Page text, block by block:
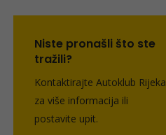
Niste pronašli što ste
tražili?
Kontaktirajte Autoklub Rijeka
za više informacija ili
postavite upit.